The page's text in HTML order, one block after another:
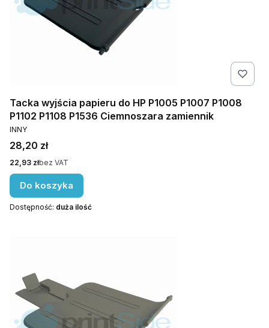
Tacka wyjścia papieru do HP P1005 P1007 P1008
P1102 P1108 P1536 Ciemnoszara zamiennik
PRODUCENT
INNY
Cena
28,20 zł
Cena
22,93 złbez VAT
Do koszyka
Dostępność: duża ilość